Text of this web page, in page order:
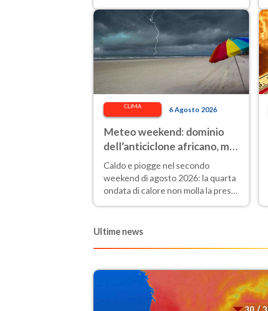
passa al bollino giallo.
CLIMA 6 Agosto 2026
Meteo weekend: dominio
dell’anticiclone africano, ma
attenzione ai temporali
intensi. Le previsioni
Caldo e piogge nel secondo
weekend di agosto 2026: la quarta
ondata di calore non molla la presa,
Ultime news